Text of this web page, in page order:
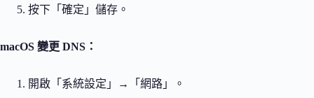
按下「確定」儲存。
macOS 變更 DNS：
開啟「系統設定」→「網路」。